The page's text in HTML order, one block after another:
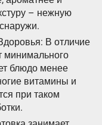
– нежную
В отличие
минимального
блюдо менее
витамины и
при таком